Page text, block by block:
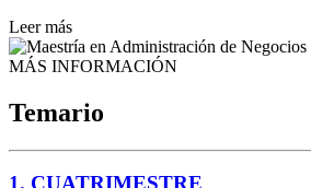
Leer más
MÁS INFORMACIÓN
Temario
1. CUATRIMESTRE